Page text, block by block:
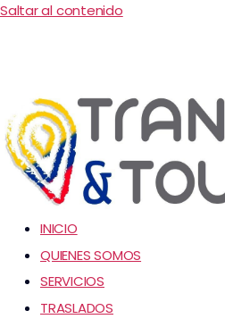
Saltar al contenido
INICIO
QUIENES SOMOS
SERVICIOS
TRASLADOS